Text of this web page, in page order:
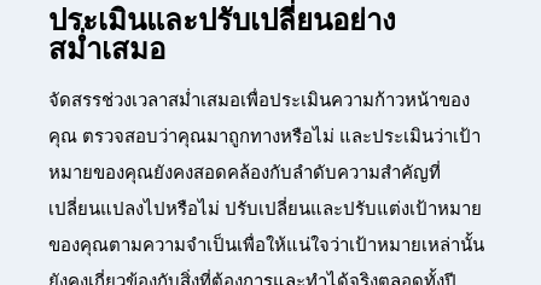
ประเมินและปรับเปลี่ยนอย่าง
สม่ำเสมอ
จัดสรรช่วงเวลาสม่ำเสมอเพื่อประเมินความก้าวหน้าของ
คุณ ตรวจสอบว่าคุณมาถูกทางหรือไม่ และประเมินว่าเป้า
หมายของคุณยังคงสอดคล้องกับลำดับความสำคัญที่
เปลี่ยนแปลงไปหรือไม่ ปรับเปลี่ยนและปรับแต่งเป้าหมาย
ของคุณตามความจำเป็นเพื่อให้แน่ใจว่าเป้าหมายเหล่านั้น
ยังคงเกี่ยวข้องกับสิ่งที่ต้องการและทำได้จริงตลอดทั้งปี